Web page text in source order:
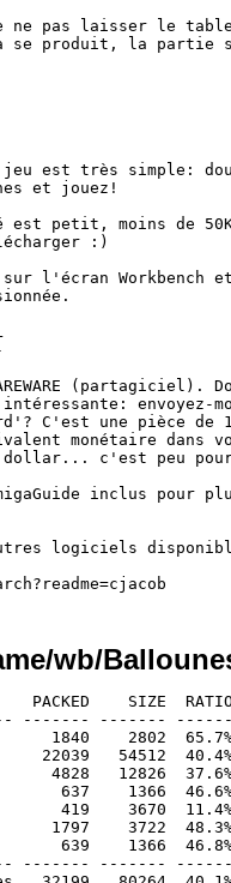
ne pas laisser le
se produit, la partie
est très simple:
et jouez!
est petit, moins de
:)
l'écran Workbench
(partagiciel).
envoyez-
C'est une pièce
monétaire dans
dollar... c'est peu
inclus pour
logiciels
wb/
PACKED    SIZE
------- -------
1840    2802
22039   54512
4828   12826  37.6%
637    1366  46.6%
419    3670  11.4%
1797    3722  48.3%
639    1366  46.8%
------- -------